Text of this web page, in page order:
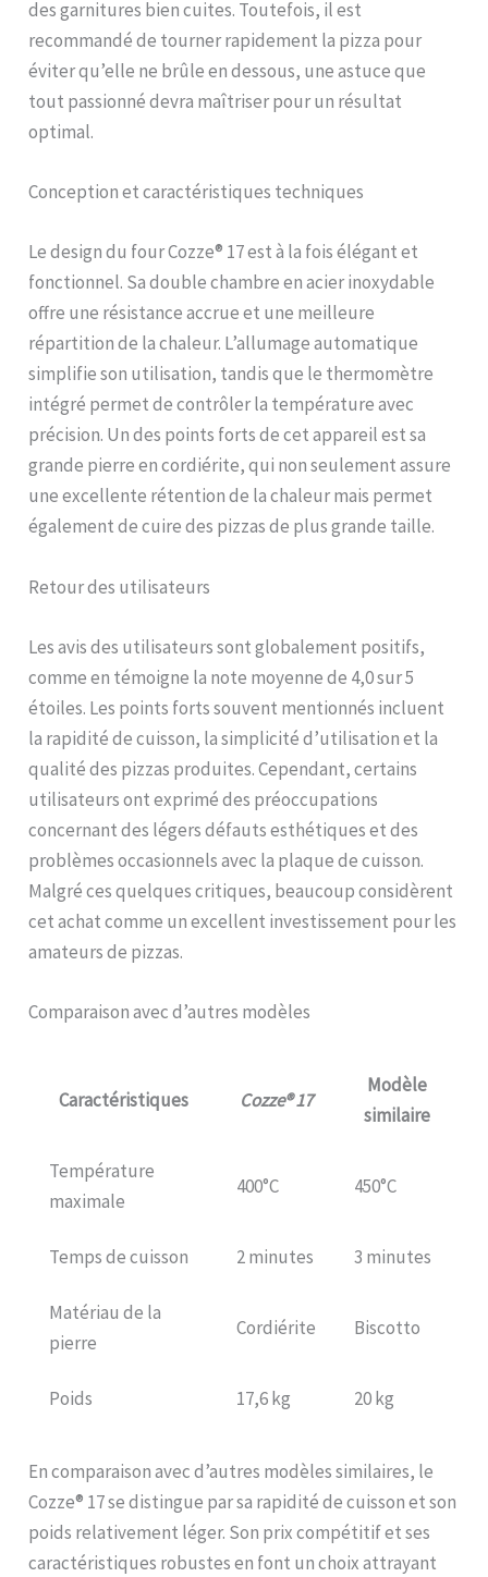
des garnitures bien cuites. Toutefois, il est
recommandé de tourner rapidement la pizza pour
éviter qu’elle ne brûle en dessous, une astuce que
tout passionné devra maîtriser pour un résultat
optimal.
Conception et caractéristiques techniques
Le design du four Cozze® 17 est à la fois élégant et
fonctionnel. Sa double chambre en acier inoxydable
offre une résistance accrue et une meilleure
répartition de la chaleur. L’allumage automatique
simplifie son utilisation, tandis que le thermomètre
intégré permet de contrôler la température avec
précision. Un des points forts de cet appareil est sa
grande pierre en cordiérite, qui non seulement assure
une excellente rétention de la chaleur mais permet
également de cuire des pizzas de plus grande taille.
Retour des utilisateurs
Les avis des utilisateurs sont globalement positifs,
comme en témoigne la note moyenne de 4,0 sur 5
étoiles. Les points forts souvent mentionnés incluent
la rapidité de cuisson, la simplicité d’utilisation et la
qualité des pizzas produites. Cependant, certains
utilisateurs ont exprimé des préoccupations
concernant des légers défauts esthétiques et des
problèmes occasionnels avec la plaque de cuisson.
Malgré ces quelques critiques, beaucoup considèrent
cet achat comme un excellent investissement pour les
amateurs de pizzas.
Comparaison avec d’autres modèles
Caractéristiques Cozze® 17
Modèle
similaire
Température
maximale
400°C 450°C
Temps de cuisson 2 minutes 3 minutes
Matériau de la
pierre
Cordiérite Biscotto
Poids 17,6 kg 20 kg
En comparaison avec d’autres modèles similaires, le
Cozze® 17 se distingue par sa rapidité de cuisson et son
poids relativement léger. Son prix compétitif et ses
caractéristiques robustes en font un choix attrayant